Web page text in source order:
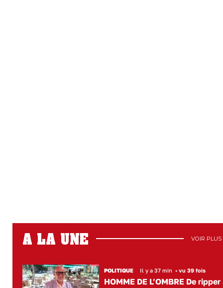
A LA UNE VOIR PLUS
POLITIQUE Il y a 37 min • vu 39 fois
HOMME DE L’OMBRE De ripper